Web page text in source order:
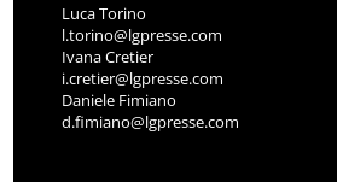
Luca Torino
l.torino@lgpresse.com
Ivana Cretier
i.cretier@lgpresse.com
Daniele Fimiano
d.fimiano@lgpresse.com